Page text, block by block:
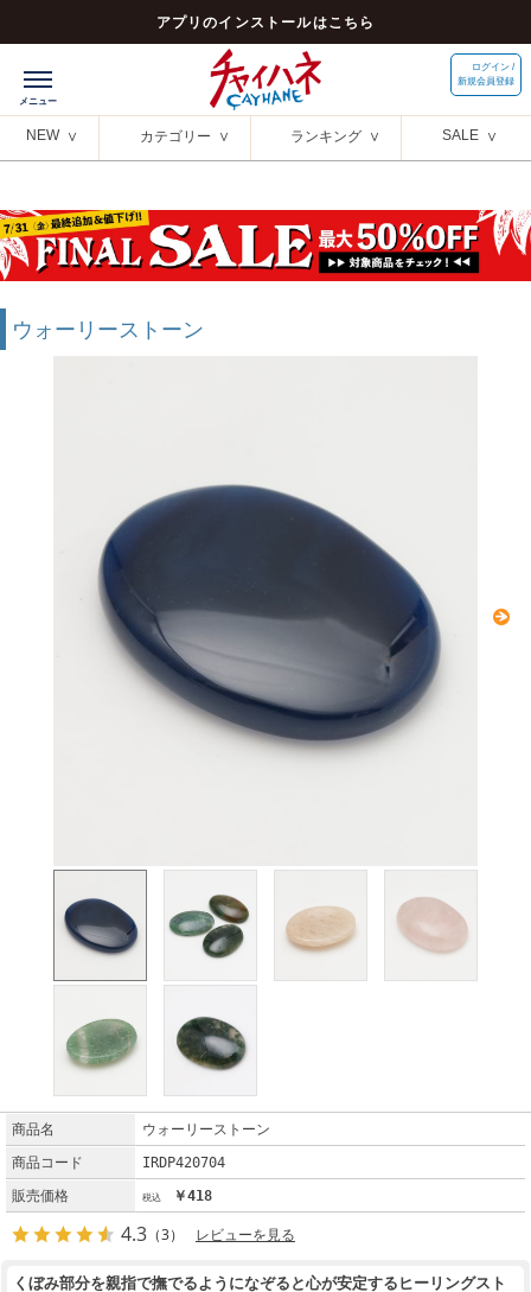
アプリのインストールはこちら
ログイン /
新規会員登録
NEW カテゴリー ランキング SALE
ウォーリーストーン
商品名
ウォーリーストーン
商品コード
IRDP420704
販売価格
￥418
4.3 （3） レビューを見る
くぼみ部分を親指で撫でるようになぞると心が安定するヒーリングスト